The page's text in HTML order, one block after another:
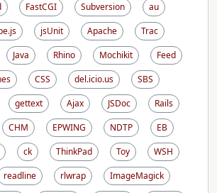
FastCGI Subversion
au
jsUnit Apache
Trac
Java Rhino Mochikit
Feed
CSS del.icio.us
SBS
gettext Ajax JSDoc
Rails
CHM EPWING NDTP
EB
ck ThinkPad Toy
WSH
readline rlwrap
ImageMagick